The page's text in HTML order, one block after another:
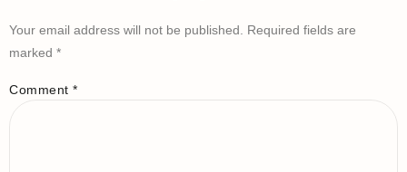
Your email address will not be published.
Required fields are
marked *
Comment *